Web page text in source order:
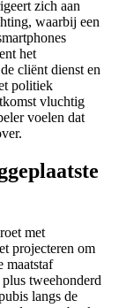
zich aan
waarbij een
het
cliënt dienst en
politiek
vluchtig
voelen dat
met
projecteren om
maatstaf
tweehonderd
langs de